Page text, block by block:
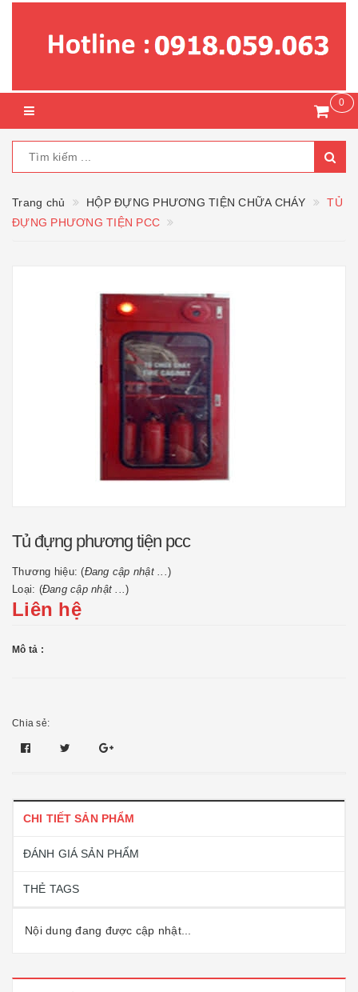
0
Trang chủ HỘP ĐỰNG PHƯƠNG TIỆN CHỮA CHÁY
TỦ
ĐỰNG PHƯƠNG TIỆN PCC
Tủ đựng phương tiện pcc
Thương hiệu: (Đang cập nhật ...)
Loại: (Đang cập nhật ...)
Liên hệ
Mô tả :
Chia sẻ:
CHI TIẾT SẢN PHẨM
ĐÁNH GIÁ SẢN PHẨM
THẺ TAGS
Nội dung đang được cập nhật...